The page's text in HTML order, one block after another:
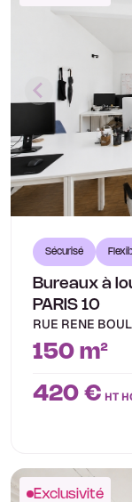
Sécurisé
Bureaux à
PARIS 10
RUE RENE
150 m²
420 € HT
Exclusivité